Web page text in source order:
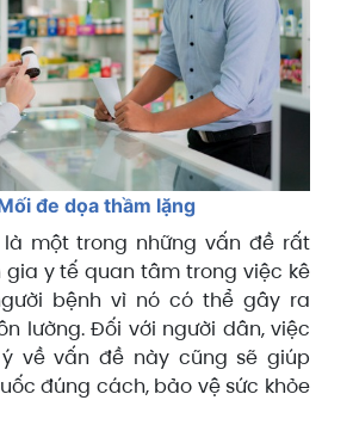
đe dọa thầm lặng
một trong những vấn đề rất
y tế quan tâm trong việc kê
bệnh vì nó có thể gây ra
lường. Đối với người dân, việc
về vấn đề này cũng sẽ giúp
đúng cách, bảo vệ sức khỏe